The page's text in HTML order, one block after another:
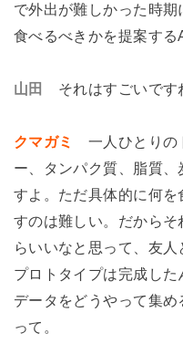
で外出が難しかった時
食べるべきかを提案する
山田 それはすごいで
クマガミ 一人ひとりの
ー、タンパク質、脂質
すよ。ただ具体的に何
すのは難しい。だから
らいいなと思って、友人
プロトタイプは完成し
データをどうやって集
って。